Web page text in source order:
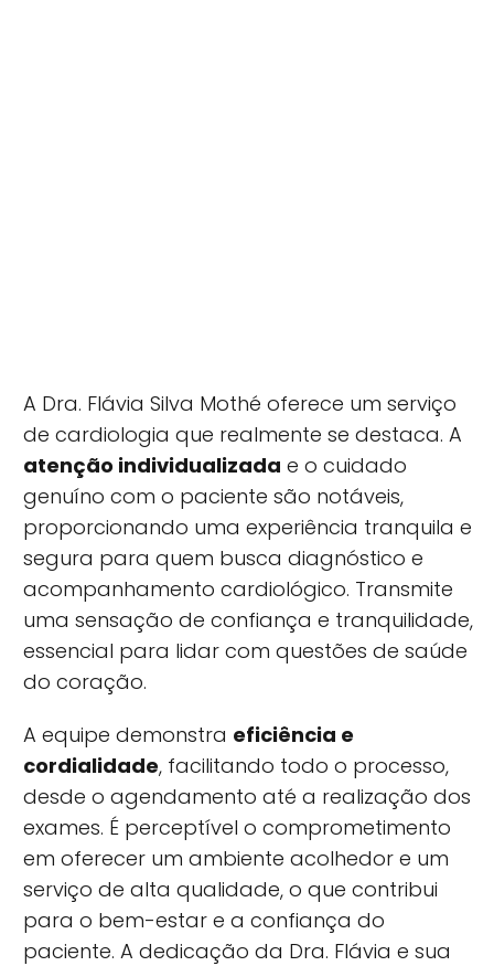
A Dra. Flávia Silva Mothé oferece um serviço
de cardiologia que realmente se destaca. A
atenção individualizada e o cuidado
genuíno com o paciente são notáveis,
proporcionando uma experiência tranquila e
segura para quem busca diagnóstico e
acompanhamento cardiológico. Transmite
uma sensação de confiança e tranquilidade,
essencial para lidar com questões de saúde
do coração.
A equipe demonstra eficiência e
cordialidade, facilitando todo o processo,
desde o agendamento até a realização dos
exames. É perceptível o comprometimento
em oferecer um ambiente acolhedor e um
serviço de alta qualidade, o que contribui
para o bem-estar e a confiança do
paciente. A dedicação da Dra. Flávia e sua